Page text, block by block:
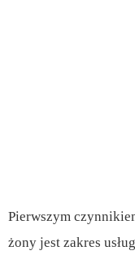
Pierwszym
żony jest zakres